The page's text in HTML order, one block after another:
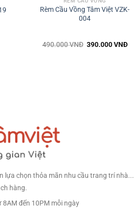
Rèm Cầu Vồng Tâm Việt VZK-
004
490.000VNĐ Giá
390.000VNĐGiá
lựa chọn thỏa mãn nhu cầu trang trí nhà...
hàng.
8AM đến 10PM mỗi ngày